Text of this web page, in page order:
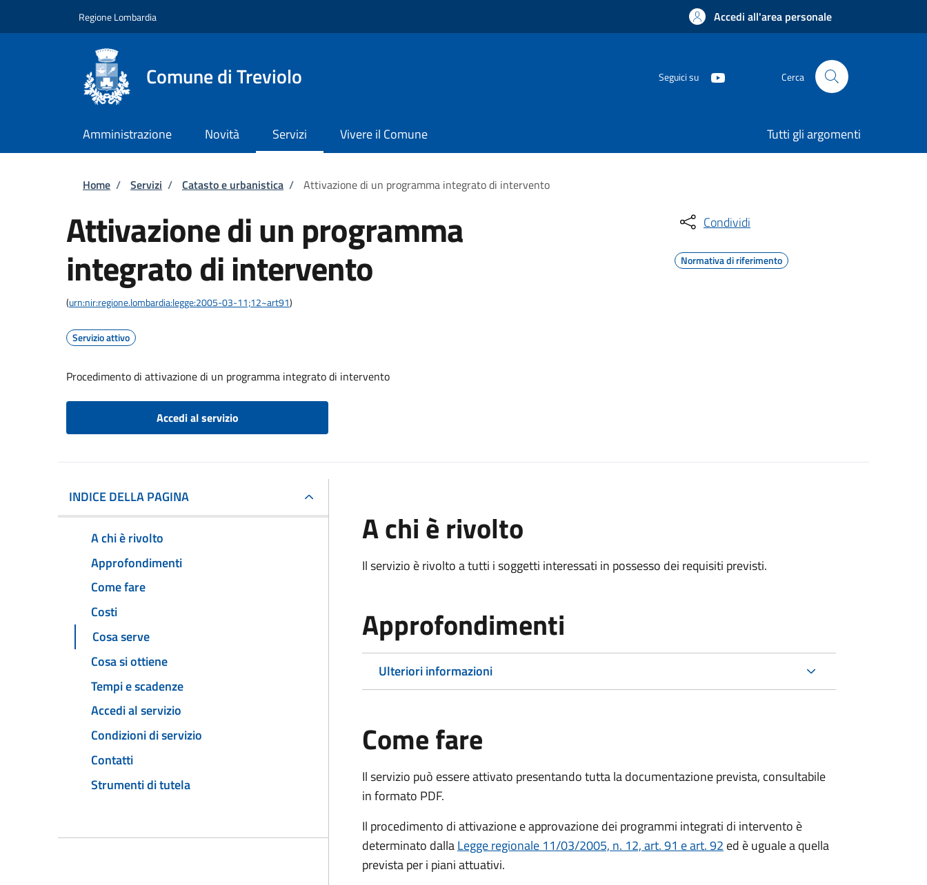
Regione Lombardia Accedi all'area personale
Comune di Treviolo Seguici su Cerca
Amministrazione Novità Servizi Vivere il Comune Tutti gli argomenti
Briciole di pane
Home / Servizi / Catasto e urbanistica / Attivazione di un programma integrato di intervento
Attivazione di un programma
integrato di intervento
(urn:nir:regione.lombardia:legge:2005-03-11;12~art91)
Servizio attivo
Procedimento di attivazione di un programma integrato di intervento
Accedi al servizio
Condividi
Normativa di riferimento
INDICE DELLA PAGINA
A chi è rivolto
Approfondimenti
Come fare
Costi
Cosa serve
Cosa si ottiene
Tempi e scadenze
Accedi al servizio
Condizioni di servizio
Contatti
Strumenti di tutela
A chi è rivolto
Il servizio è rivolto a tutti i soggetti interessati in possesso dei requisiti previsti.
Approfondimenti
Ulteriori informazioni
Come fare
Il servizio può essere attivato presentando tutta la documentazione prevista, consultabile
in formato PDF.
Il procedimento di attivazione e approvazione dei programmi integrati di intervento è
determinato dallaLegge regionale 11/03/2005, n. 12, art. 91 e art. 92 ed è uguale a quella
prevista per i piani attuativi.